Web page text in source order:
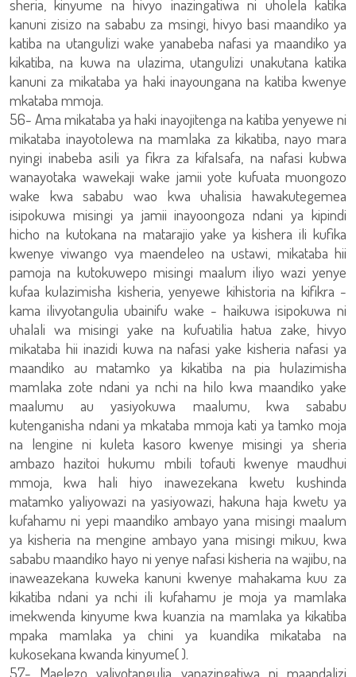
sheria, kinyume na hivyo inazingatiwa ni uholela katika
kanuni zisizo na sababu za msingi, hivyo basi maandiko ya
katiba na utangulizi wake yanabeba nafasi ya maandiko ya
kikatiba, na kuwa na ulazima, utangulizi unakutana katika
kanuni za mikataba ya haki inayoungana na katiba kwenye
mkataba mmoja.
56- Ama mikataba ya haki inayojitenga na katiba yenyewe ni
mikataba inayotolewa na mamlaka za kikatiba, nayo mara
nyingi inabeba asili ya fikra za kifalsafa, na nafasi kubwa
wanayotaka wawekaji wake jamii yote kufuata muongozo
wake kwa sababu wao kwa uhalisia hawakutegemea
isipokuwa misingi ya jamii inayoongoza ndani ya kipindi
hicho na kutokana na matarajio yake ya kishera ili kufika
kwenye viwango vya maendeleo na ustawi, mikataba hii
pamoja na kutokuwepo misingi maalum iliyo wazi yenye
kufaa kulazimisha kisheria, yenyewe kihistoria na kifikra -
kama ilivyotangulia ubainifu wake - haikuwa isipokuwa ni
uhalali wa misingi yake na kufuatilia hatua zake, hivyo
mikataba hii inazidi kuwa na nafasi yake kisheria nafasi ya
maandiko au matamko ya kikatiba na pia hulazimisha
mamlaka zote ndani ya nchi na hilo kwa maandiko yake
maalumu au yasiyokuwa maalumu, kwa sababu
kutenganisha ndani ya mkataba mmoja kati ya tamko moja
na lengine ni kuleta kasoro kwenye misingi ya sheria
ambazo hazitoi hukumu mbili tofauti kwenye maudhui
mmoja, kwa hali hiyo inawezekana kwetu kushinda
matamko yaliyowazi na yasiyowazi, hakuna haja kwetu ya
kufahamu ni yepi maandiko ambayo yana misingi maalum
ya kisheria na mengine ambayo yana misingi mikuu, kwa
sababu maandiko hayo ni yenye nafasi kisheria na wajibu, na
inaweazekana kuweka kanuni kwenye mahakama kuu za
kikatiba ndani ya nchi ili kufahamu je moja ya mamlaka
imekwenda kinyume kwa kuanzia na mamlaka ya kikatiba
mpaka mamlaka ya chini ya kuandika mikataba na
kukosekana kwanda kinyume( ).
57- Maelezo yaliyotangulia yanazingatiwa ni maandalizi